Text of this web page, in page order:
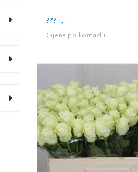
??? -,--
Cijena po komadu